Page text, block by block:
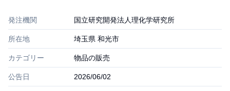
発注機関 国立研究開発法人理化学研究所
所在地 埼玉県 和光市
カテゴリー 物品の販売
公告日 2026/06/02